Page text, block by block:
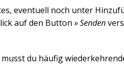
eventuell noch unter
auf den Button » Senden
du häufig